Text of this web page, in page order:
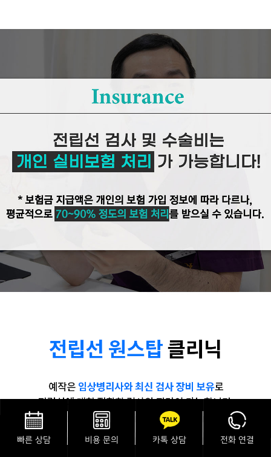
빠른 상담 비용 문의 카톡 상담 전화 연결